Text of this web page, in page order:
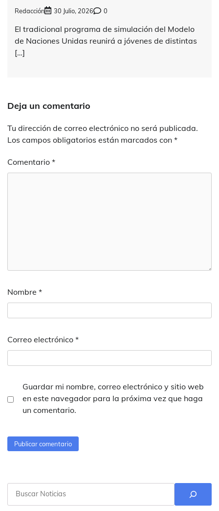
Redacción 30 Julio, 2026 0
El tradicional programa de simulación del Modelo
de Naciones Unidas reunirá a jóvenes de distintas
[…]
Deja un comentario
Tu dirección de correo electrónico no será publicada.
Los campos obligatorios están marcados con *
Comentario *
Nombre *
Correo electrónico *
Guardar mi nombre, correo electrónico y sitio web
en este navegador para la próxima vez que haga
un comentario.